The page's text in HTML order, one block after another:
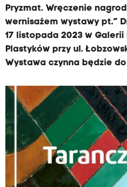
Pryzmat. Wręczenie
wernisażem wystawy pt.”
17 listopada 2023 w Galerii
Plastyków przy ul.
Wystawa czynna będzie do